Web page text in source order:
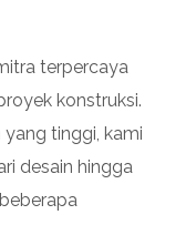
terpercaya
konstruksi.
tinggi, kami
desain hingga